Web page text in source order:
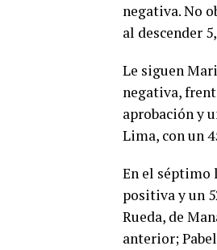
negativa. No
al descender
Le siguen
negativa,
aprobación y
Lima, con un
En el séptimo
positiva y un
Rueda, de
anterior;